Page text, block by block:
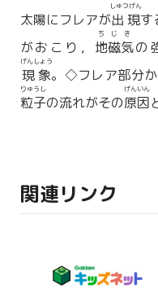
太陽にフレアが出現
しゅつげん
す
がおこり， 地磁気
ちじき
の
現象
げんしょう
。◇フレア部分
粒子
りゅうし
の流れがその原因
げんいん
関連リンク